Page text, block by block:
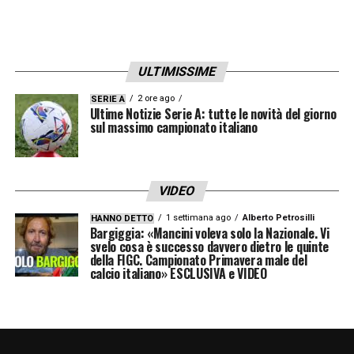
chiarito il senso di quell’espressione: «Era
un’espressione di stress, la tensione era
altissima vista anche la posta in palio della
partita». Una spiegazione accompagnata dal
Milan, squadra di cui è tifoso fin da bambino.
LA PLAYLIST DELLE NOSTRE TOP NEWS
ULTIMISSIME
SERIE A 2 ore ago
Ultime Notizie Serie A: tutte le novità del giorno
sul massimo campionato italiano
VIDEO
HANNO DETTO 1 settimana ago Alberto Petrosilli
Bargiggia: «Mancini voleva solo la Nazionale. Vi
svelo cosa è successo davvero dietro le quinte
della FIGC. Campionato Primavera male del
calcio italiano» ESCLUSIVA e VIDEO